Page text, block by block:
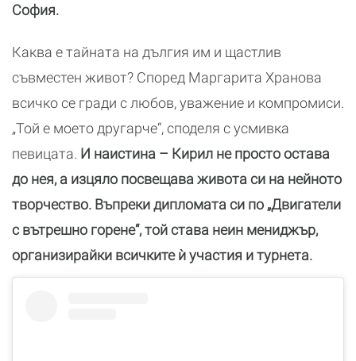
София.
Каква е тайната на дългия им и щастлив
съвместен живот? Според Маргарита Хранова
всичко се гради с любов, уважение и компромиси.
„Той е моето другарче“, споделя с усмивка
певицата. И наистина – Кирил не просто остава
до нея, а изцяло посвещава живота си на нейното
творчество. Въпреки дипломата си по „Двигатели
с вътрешно горене“, той става неин мениджър,
организирайки всичките ѝ участия и турнета.